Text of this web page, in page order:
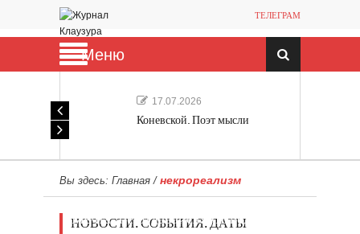
ТЕЛЕГРАМ
Меню
17.07.2026
Коневской. Поэт мысли
Вы здесь: Главная / некрореализм
НОВОСТИ. СОБЫТИЯ. ДАТЫ
Мечта, не отдавайся! «Шведская